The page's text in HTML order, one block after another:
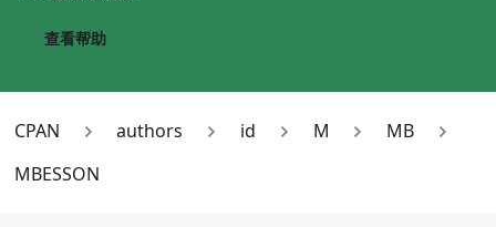
查看帮助
CPAN authors id M
MB
MBESSON